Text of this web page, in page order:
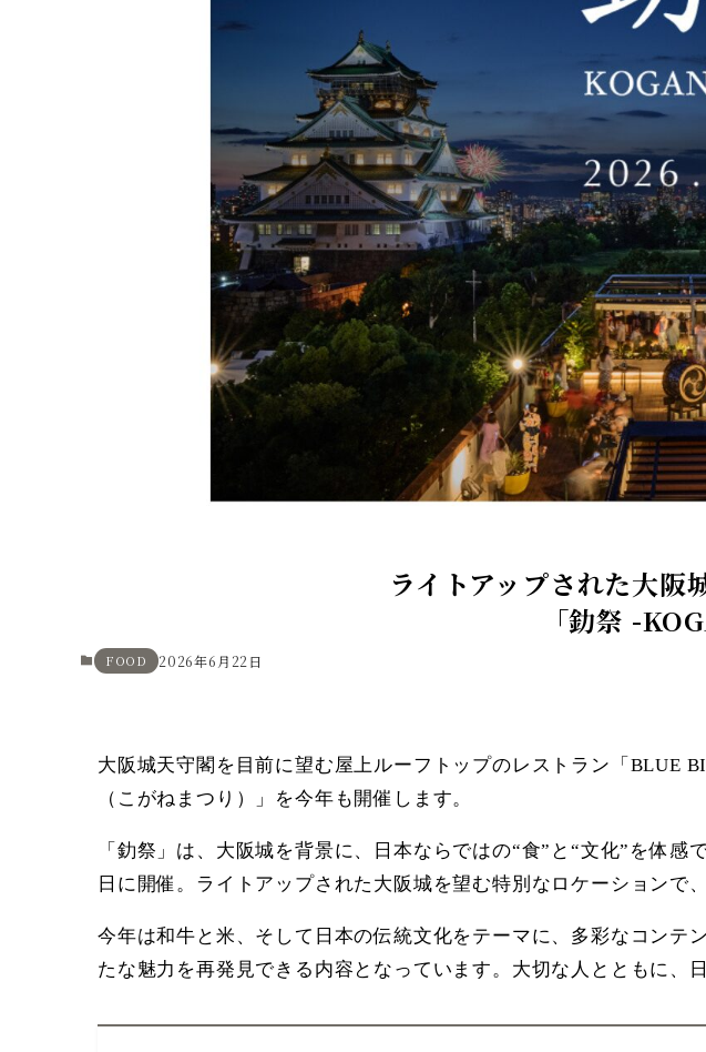
ライトアップされた大阪
「釛祭 -
FOOD 2026年6月22日
大阪城天守閣を目前に望む屋上ルーフトップのレストラン「BLUE
（こがねまつり）」を今年も開催します。
「釛祭」は、大阪城を背景に、日本ならではの“食”と“文化”を体
日に開催。ライトアップされた大阪城を望む特別なロケーションで
今年は和牛と米、そして日本の伝統文化をテーマに、多彩なコン
たな魅力を再発見できる内容となっています。大切な人とともに、